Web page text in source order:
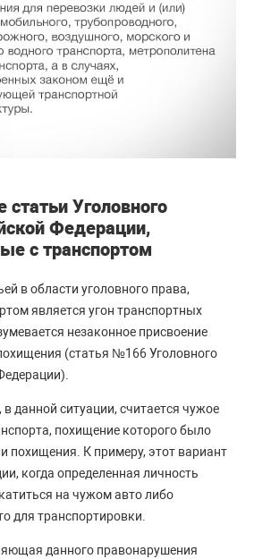
Уголовного
Федерации,
с транспортом
в области уголовного права,
является угон транспортных
незаконное присвоение
(статья №166 Уголовного
данной ситуации, считается чужое
похищение которого было
похищения. К примеру, этот вариант
когда определенная личность
на чужом авто либо
для транспортировки.
данного правонарушения